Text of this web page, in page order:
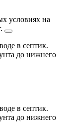
условиях на
в септик.
до нижнего
в септик.
до нижнего